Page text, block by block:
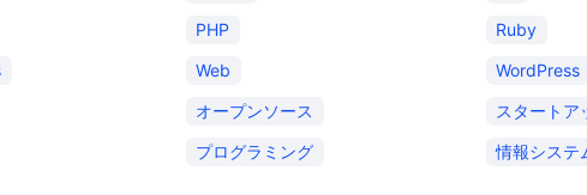
PHP
Ruby
Web
WordPress
オープンソース
スタートア
プログラミング 情報システ